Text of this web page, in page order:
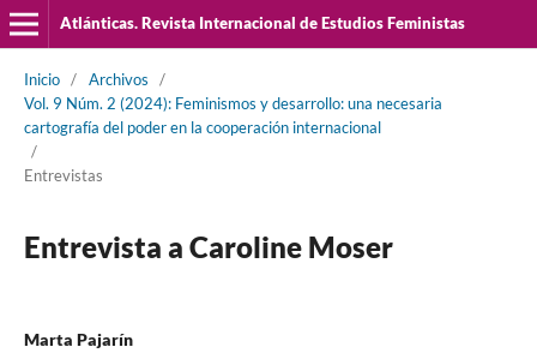
Atlánticas. Revista Internacional de Estudios Feministas
Inicio / Archivos
/
Vol. 9 Núm. 2 (2024): Feminismos y desarrollo: una necesaria
cartografía del poder en la cooperación internacional
/
Entrevistas
Entrevista a Caroline Moser
Marta Pajarín